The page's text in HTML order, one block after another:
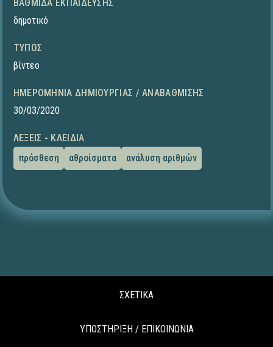
ΒΑΘΜΊΔΑ ΕΚΠΑΊΔΕΥΣΗΣ
δημοτικό
ΤΎΠΟΣ
βίντεο
ΗΜΕΡΟΜΗΝΊΑ ΔΗΜΙΟΥΡΓΊΑΣ / ΑΝΑΒΆΘΜΙΣΗΣ
30/03/2020
ΛΈΞΕΙΣ - ΚΛΕΙΔΙΆ
πρόσθεση
αθροίσματα ανάλυση αριθμών
ΣΧΕΤΙΚΑ
ΥΠΟΣΤΗΡΙΞΗ / ΕΠΙΚΟΙΝΩΝΙΑ